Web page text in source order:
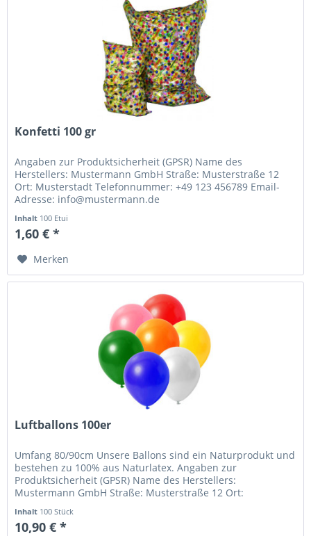
Konfetti 100 gr
Angaben zur Produktsicherheit (GPSR) Name des
Herstellers: Mustermann GmbH Straße: Musterstraße 12
Ort: Musterstadt Telefonnummer: +49 123 456789 Email-
Adresse: info@mustermann.de
Inhalt 100 Etui
1,60 € *
Merken
Luftballons 100er
Umfang 80/90cm Unsere Ballons sind ein Naturprodukt und
bestehen zu 100% aus Naturlatex. Angaben zur
Produktsicherheit (GPSR) Name des Herstellers:
Mustermann GmbH Straße: Musterstraße 12 Ort:
Inhalt 100 Stück
10,90 € *